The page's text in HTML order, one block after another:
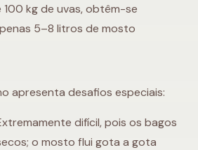
100 kg de uvas, obtêm-se
5–8 litros de mosto
apresenta desafios especiais:
difícil, pois os bagos
o mosto flui gota a gota